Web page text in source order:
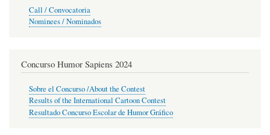
Call / Convocatoria
Nominees / Nominados
Concurso Humor Sapiens 2024
Sobre el Concurso /About the Contest
Results of the International Cartoon Contest
Resultado Concurso Escolar de Humor Gráfico